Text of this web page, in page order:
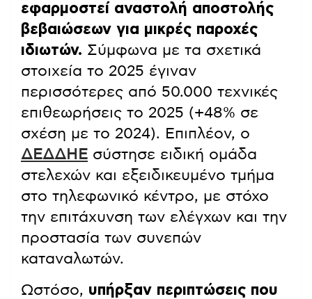
εφαρμοστεί αναστολή αποστολής
βεβαιώσεων για μικρές παροχές
ιδιωτών. Σύμφωνα με τα σχετικά
στοιχεία το 2025 έγιναν
περισσότερες από 50.000 τεχνικές
επιθεωρήσεις το 2025 (+48% σε
σχέση με το 2024). Επιπλέον, ο
ΔΕΔΔΗΕ σύστησε ειδική ομάδα
στελεχών και εξειδικευμένο τμήμα
στο τηλεφωνικό κέντρο, με στόχο
την επιτάχυνση των ελέγχων και την
προστασία των συνεπών
καταναλωτών.
Ωστόσο, υπήρξαν περιπτώσεις που